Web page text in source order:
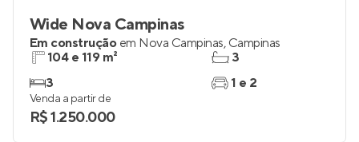
Wide Nova Campinas
Em construção em Nova Campinas, Campinas
104 e 119 m²
3
3
1 e 2
Venda a partir de
R$ 1.250.000